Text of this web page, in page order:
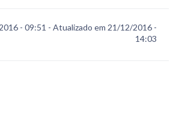
- 09:51 - Atualizado em 21/12/2016 -
14:03